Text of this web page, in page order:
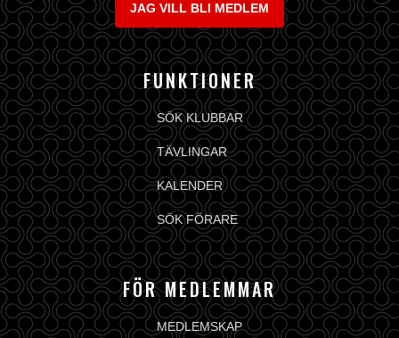
JAG VILL BLI MEDLEM
FUNKTIONER
SÖK KLUBBAR
TÄVLINGAR
KALENDER
SÖK FÖRARE
FÖR MEDLEMMAR
MEDLEMSKAP